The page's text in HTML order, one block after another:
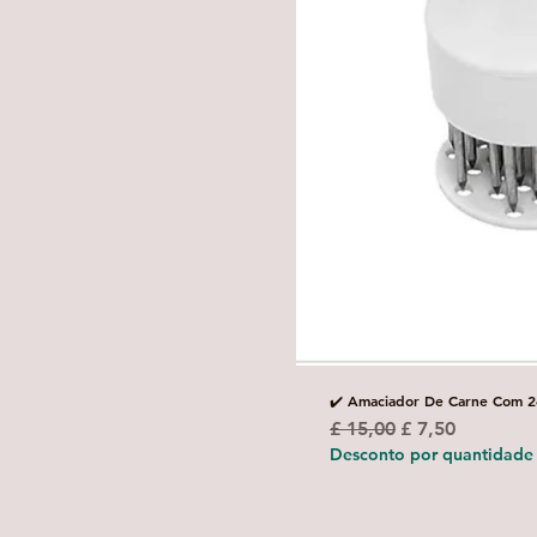
✔️ Amaciador De Carne Com
Preço normal
£ 15,00 Preço
£ 7,50
Desconto por quantidade